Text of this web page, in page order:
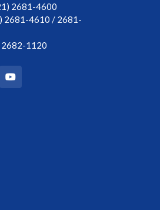
2681-4600
2681-4610 / 2681-
2682-1120